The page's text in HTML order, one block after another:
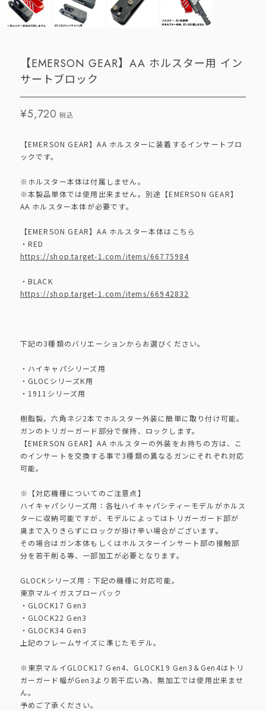
【EMERSON GEAR】AA ホルスター用 イン
サートブロック
¥5,720 税込
【EMERSON GEAR】AA ホルスターに装着するインサートブロ
ックです。
※ホルスター本体は付属しません。
※本製品単体では使用出来ません。別途【EMERSON GEAR】
AA ホルスター本体が必要です。
【EMERSON GEAR】AA ホルスター本体はこちら
・RED
https://shop.target-1.com/items/66775984
・BLACK
https://shop.target-1.com/items/66942832
下記の3種類のバリエーションからお選びください。
・ハイキャパシリーズ用
・GLOCシリーズK用
・1911シリーズ用
樹脂製。六角ネジ2本でホルスター外装に簡単に取り付け可能。
ガンのトリガーガード部分で保持、ロックします。
【EMERSON GEAR】AA ホルスターの外装をお持ちの方は、こ
のインサートを交換する事で3種類の異なるガンにそれぞれ対応
可能。
※【対応機種についてのご注意点】
ハイキャパシリーズ用：各社ハイキャパシティーモデルがホルス
ターに収納可能ですが、モデルによってはトリガーガード部が
奥まで入りきらずにロックが掛け辛い場合がございます。
その場合はガン本体もしくはホルスターインサート部の接触部
分を若干削る等、一部加工が必要となります。
GLOCKシリーズ用：下記の機種に対応可能。
東京マルイガスブローバック
・GLOCK17 Gen3
・GLOCK22 Gen3
・GLOCK34 Gen3
上記のフレームサイズに準じたモデル。
※東京マルイGLOCK17 Gen4、GLOCK19 Gen3＆Gen4はトリ
ガーガード幅がGen3より若干広い為、無加工では使用出来ませ
ん。
予めご了承ください。